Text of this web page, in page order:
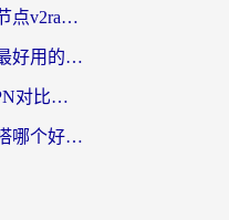
海外党无忧指南：国内节点v2ray怎么选？一键回国VPN+多场景实测帮你避坑
海外党必看：如何选到最好用的回国加速器？从节点到售后的全维度指南
ChickCN VPN和洞见VPN对比哪个回国效果更好？海外党亲测3款加速器+避坑指南
海外党必看：斧牛和嘀嗒哪个好？3个维度教你选对回国加速器